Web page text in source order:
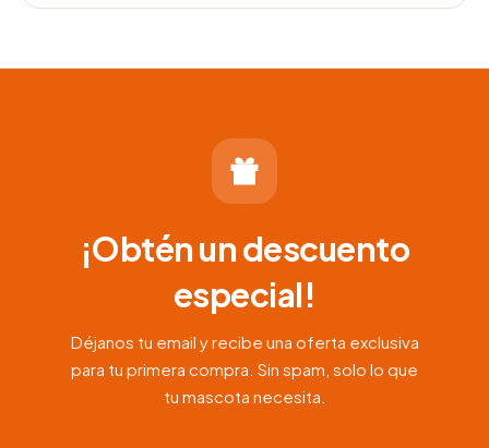
de
¡Obtén un descuento
especial!
Déjanos tu email y recibe una oferta exclusiva
para tu primera compra. Sin spam, solo lo que
tu mascota necesita.